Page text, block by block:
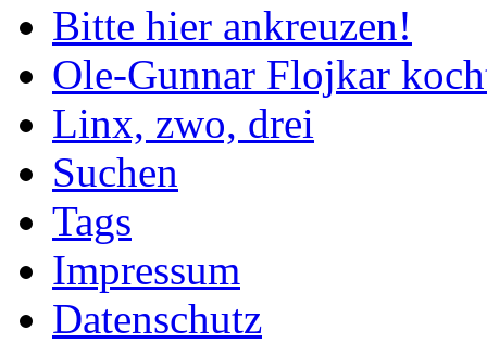
Bitte hier ankreuzen!
Ole-Gunnar Flojkar
Linx, zwo, drei
Suchen
Tags
Impressum
Datenschutz